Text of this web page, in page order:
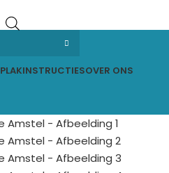
PLAKINSTRUCTIESOVER ONS